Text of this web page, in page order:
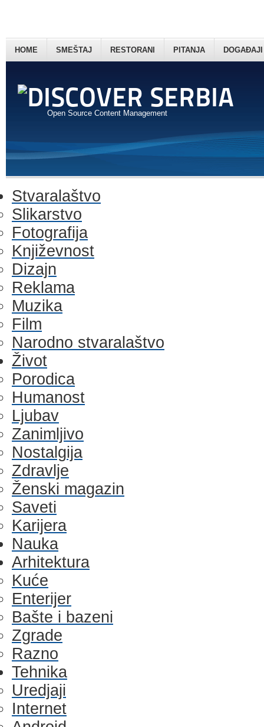
Open Source Content Management
HOME SMEŠTAJ RESTORANI PITANJA DOGAĐAJI
Stvaralaštvo
Slikarstvo
Fotografija
Književnost
Dizajn
Reklama
Muzika
Film
Narodno stvaralaštvo
Život
Porodica
Humanost
Ljubav
Zanimljivo
Nostalgija
Zdravlje
Ženski magazin
Saveti
Karijera
Nauka
Arhitektura
Kuće
Enterijer
Bašte i bazeni
Zgrade
Razno
Tehnika
Uredjaji
Internet